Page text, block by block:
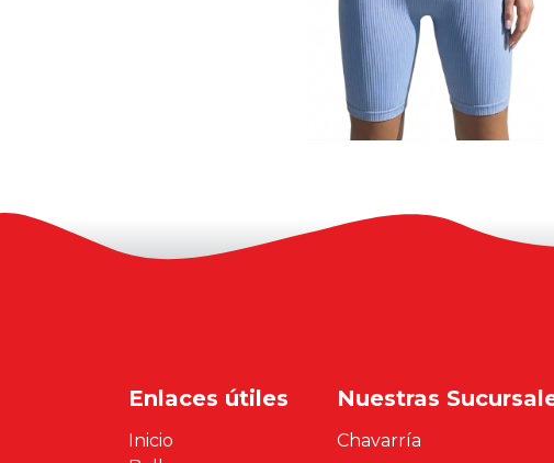
Enlaces útiles
Inicio
Nuestras
Chavarría